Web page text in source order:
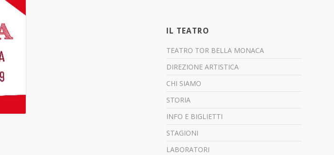
IL TEATRO
TEATRO TOR BELLA MONACA
DIREZIONE ARTISTICA
CHI SIAMO
STORIA
INFO E BIGLIETTI
STAGIONI
LABORATORI